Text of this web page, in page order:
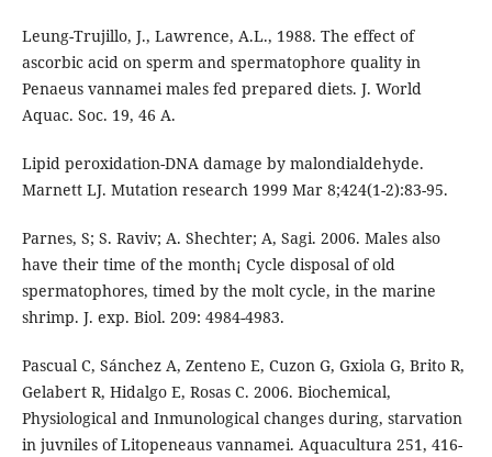
Leung-Trujillo, J., Lawrence, A.L., 1988. The effect of
ascorbic acid on sperm and spermatophore quality in
Penaeus vannamei males fed prepared diets. J. World
Aquac. Soc. 19, 46 A.
Lipid peroxidation-DNA damage by malondialdehyde.
Marnett LJ. Mutation research 1999 Mar 8;424(1-2):83-95.
Parnes, S; S. Raviv; A. Shechter; A, Sagi. 2006. Males also
have their time of the month¡ Cycle disposal of old
spermatophores, timed by the molt cycle, in the marine
shrimp. J. exp. Biol. 209: 4984-4983.
Pascual C, Sánchez A, Zenteno E, Cuzon G, Gxiola G, Brito R,
Gelabert R, Hidalgo E, Rosas C. 2006. Biochemical,
Physiological and Inmunological changes during, starvation
in juvniles of Litopeneaus vannamei. Aquacultura 251, 416-